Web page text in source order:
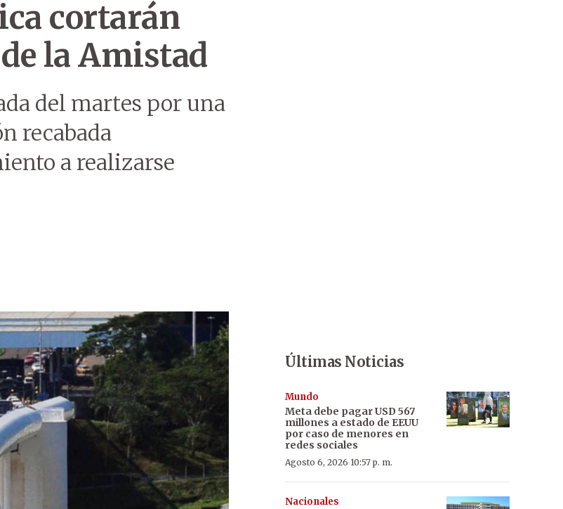
cortarán
la Amistad
del martes por una
recabada
a realizarse
Últimas Noticias
Mundo
Meta debe pagar USD 567
millones a estado de EEUU
por caso de menores en
redes sociales
Agosto 6, 2026 10:57 p. m.
Nacionales